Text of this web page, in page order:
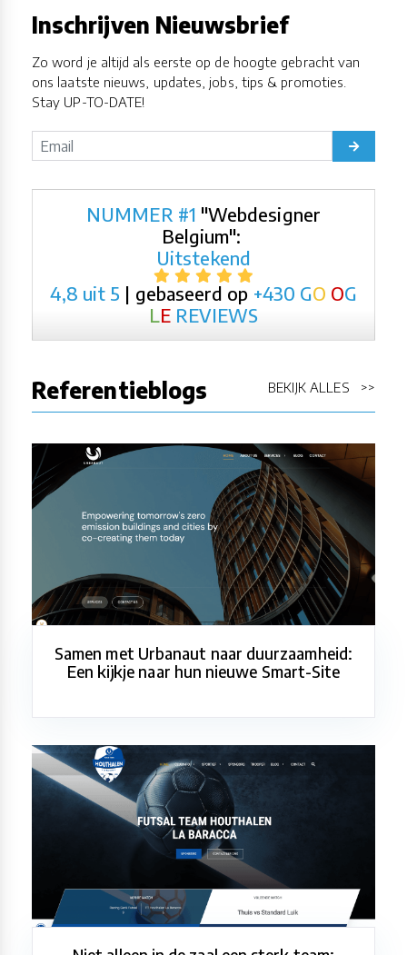
Inschrijven Nieuwsbrief
Zo word je altijd als eerste op de hoogte gebracht van
ons laatste nieuws, updates, jobs, tips & promoties.
Stay UP-TO-DATE!
NUMMER #1 "Webdesigner
Belgium":
Uitstekend
4,8 uit 5 | gebaseerd op +430 GO OG
L E REVIEWS
Referentieblogs BEKIJK ALLES >>
Samen met Urbanaut naar duurzaamheid:
Een kijkje naar hun nieuwe Smart-Site